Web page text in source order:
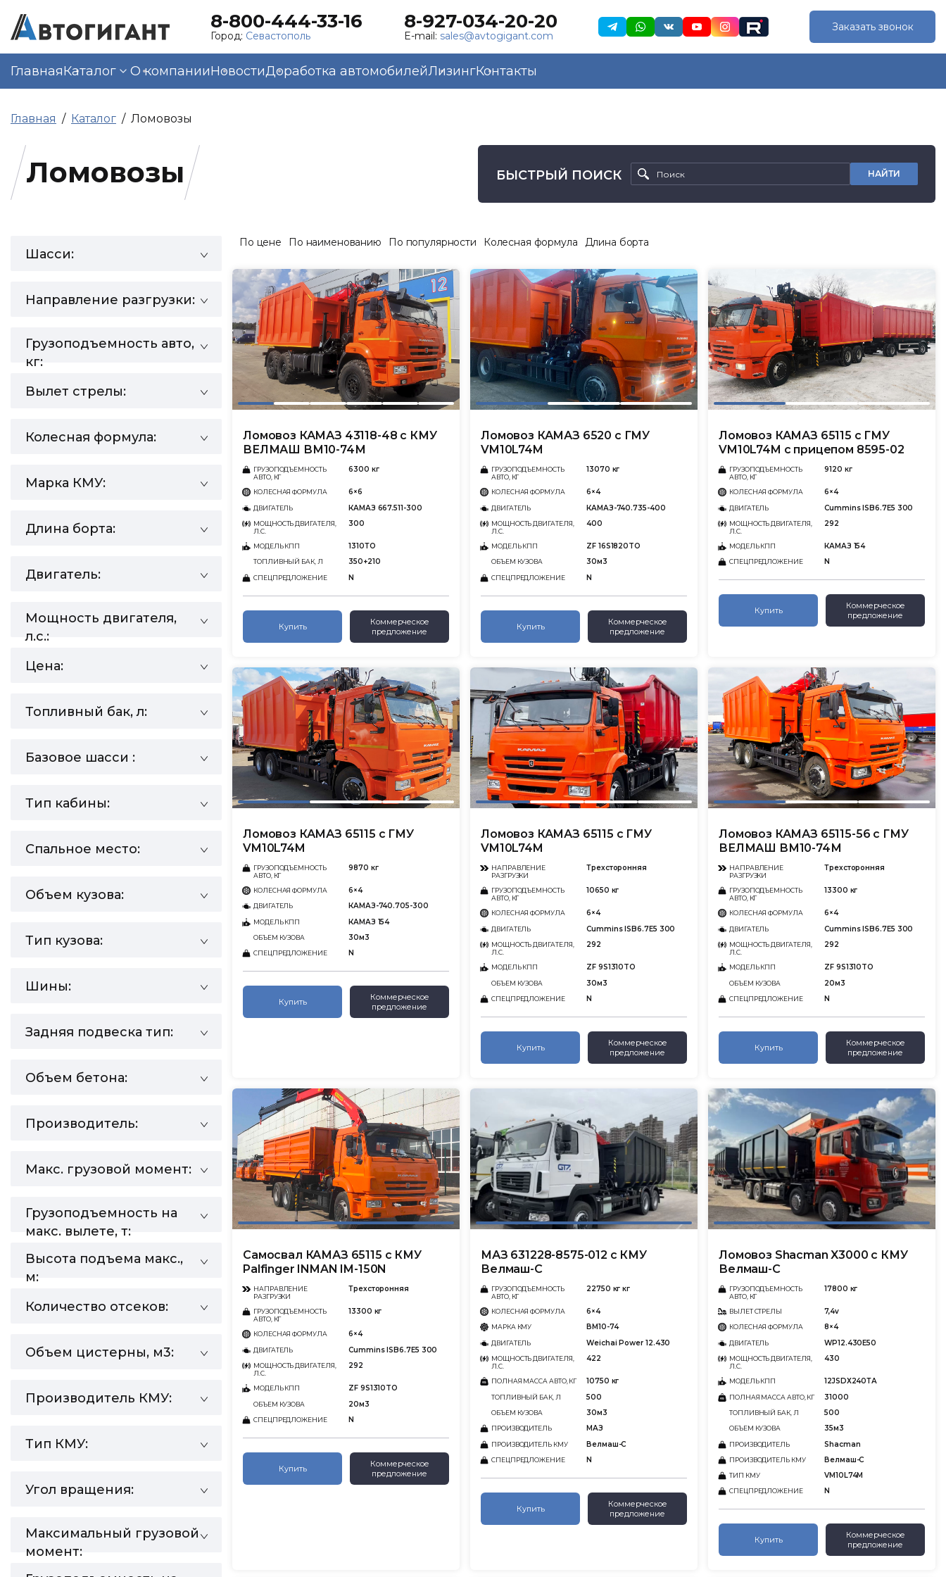
8-800-444-33-16
Город: Севастополь
8-927-034-20-20
E-mail: sales@avtogigant.com
Заказать звонок
ГлавнаяКаталог О компанииНовостиДоработка автомобилейЛизингКонтакты
Главная Каталог Ломовозы
Ломовозы БЫСТРЫЙ ПОИСК НАЙТИ
Шасси:
Направление разгрузки:
Грузоподъемность авто,
кг:
Вылет стрелы:
Колесная формула:
Марка КМУ:
Длина борта:
Двигатель:
Мощность двигателя,
л.с.:
Цена:
Топливный бак, л:
Базовое шасси :
Тип кабины:
Спальное место:
Объем кузова:
Тип кузова:
Шины:
Задняя подвеска тип:
Объем бетона:
Производитель:
Макс. грузовой момент:
Грузоподъемность на
макс. вылете, т:
Высота подъема макс.,
м:
Количество отсеков:
Объем цистерны, м3:
Производитель КМУ:
Тип КМУ:
Угол вращения:
Максимальный грузовой
момент:
По цене По наименованию По популярности Колесная формула Длина борта
Ломовоз КАМАЗ 43118-48 с КМУ
ВЕЛМАШ ВМ10-74М
ГРУЗОПОДЪЕМНОСТЬ
АВТО, КГ
6300 кг
КОЛЕСНАЯ ФОРМУЛА 6×6
ДВИГАТЕЛЬ КАМАЗ 667.511-300
МОЩНОСТЬ ДВИГАТЕЛЯ,
Л.С.
300
МОДЕЛЬ КПП 1310ТО
ТОПЛИВНЫЙ БАК, Л 350+210
СПЕЦПРЕДЛОЖЕНИЕ N
Купить
Коммерческое
предложение
Ломовоз КАМАЗ 6520 с ГМУ
VM10L74M
ГРУЗОПОДЪЕМНОСТЬ
АВТО, КГ
13070 кг
КОЛЕСНАЯ ФОРМУЛА 6×4
ДВИГАТЕЛЬ КАМАЗ-740.735-400
МОЩНОСТЬ ДВИГАТЕЛЯ,
Л.С.
400
МОДЕЛЬ КПП ZF 16S1820TO
ОБЪЕМ КУЗОВА 30м3
СПЕЦПРЕДЛОЖЕНИЕ N
Купить
Коммерческое
предложение
Ломовоз КАМАЗ 65115 с ГМУ
VM10L74M с прицепом 8595-02
ГРУЗОПОДЪЕМНОСТЬ
АВТО, КГ
9120 кг
КОЛЕСНАЯ ФОРМУЛА 6×4
ДВИГАТЕЛЬ Cummins ISB6.7E5 300
МОЩНОСТЬ ДВИГАТЕЛЯ,
Л.С.
292
МОДЕЛЬ КПП КАМАЗ 154
СПЕЦПРЕДЛОЖЕНИЕ N
Купить
Коммерческое
предложение
Ломовоз КАМАЗ 65115 с ГМУ
VM10L74M
ГРУЗОПОДЪЕМНОСТЬ
АВТО, КГ
9870 кг
КОЛЕСНАЯ ФОРМУЛА 6×4
ДВИГАТЕЛЬ КАМАЗ-740.705-300
МОДЕЛЬ КПП КАМАЗ 154
ОБЪЕМ КУЗОВА 30м3
СПЕЦПРЕДЛОЖЕНИЕ N
Купить
Коммерческое
предложение
Ломовоз КАМАЗ 65115 с ГМУ
VM10L74M
НАПРАВЛЕНИЕ
РАЗГРУЗКИ
Трехсторонняя
ГРУЗОПОДЪЕМНОСТЬ
АВТО, КГ
10650 кг
КОЛЕСНАЯ ФОРМУЛА 6×4
ДВИГАТЕЛЬ Cummins ISB6.7E5 300
МОЩНОСТЬ ДВИГАТЕЛЯ,
Л.С.
292
МОДЕЛЬ КПП ZF 9S1310TO
ОБЪЕМ КУЗОВА 30м3
СПЕЦПРЕДЛОЖЕНИЕ N
Купить
Коммерческое
предложение
Ломовоз КАМАЗ 65115-56 с ГМУ
ВЕЛМАШ ВМ10-74М
НАПРАВЛЕНИЕ
РАЗГРУЗКИ
Трехсторонняя
ГРУЗОПОДЪЕМНОСТЬ
АВТО, КГ
13300 кг
КОЛЕСНАЯ ФОРМУЛА 6×4
ДВИГАТЕЛЬ Cummins ISB6.7E5 300
МОЩНОСТЬ ДВИГАТЕЛЯ,
Л.С.
292
МОДЕЛЬ КПП ZF 9S1310TO
ОБЪЕМ КУЗОВА 20м3
СПЕЦПРЕДЛОЖЕНИЕ N
Купить
Коммерческое
предложение
Самосвал КАМАЗ 65115 с КМУ
Palfinger INMAN IM-150N
НАПРАВЛЕНИЕ
РАЗГРУЗКИ
Трехсторонняя
ГРУЗОПОДЪЕМНОСТЬ
АВТО, КГ
13300 кг
КОЛЕСНАЯ ФОРМУЛА 6×4
ДВИГАТЕЛЬ Cummins ISB6.7E5 300
МОЩНОСТЬ ДВИГАТЕЛЯ,
Л.С.
292
МОДЕЛЬ КПП ZF 9S1310TO
ОБЪЕМ КУЗОВА 20м3
СПЕЦПРЕДЛОЖЕНИЕ N
Купить
Коммерческое
предложение
МАЗ 631228-8575-012 с КМУ
Велмаш-С
ГРУЗОПОДЪЕМНОСТЬ
АВТО, КГ
22750 кг кг
КОЛЕСНАЯ ФОРМУЛА 6×4
МАРКА КМУ ВМ10-74
ДВИГАТЕЛЬ Wеichаi Power 12.430
МОЩНОСТЬ ДВИГАТЕЛЯ,
Л.С.
422
ПОЛНАЯ МАССА АВТО, КГ 10750 кг
ТОПЛИВНЫЙ БАК, Л 500
ОБЪЕМ КУЗОВА 30м3
ПРОИЗВОДИТЕЛЬ МАЗ
ПРОИЗВОДИТЕЛЬ КМУ Велмаш-С
СПЕЦПРЕДЛОЖЕНИЕ N
Купить
Коммерческое
предложение
Ломовоз Shacman X3000 с КМУ
Велмаш-С
ГРУЗОПОДЪЕМНОСТЬ
АВТО, КГ
17800 кг
ВЫЛЕТ СТРЕЛЫ 7,4v
КОЛЕСНАЯ ФОРМУЛА 8×4
ДВИГАТЕЛЬ WP12.430E50
МОЩНОСТЬ ДВИГАТЕЛЯ,
Л.С.
430
МОДЕЛЬ КПП 12JSDХ240ТА
ПОЛНАЯ МАССА АВТО, КГ 31000
ТОПЛИВНЫЙ БАК, Л 500
ОБЪЕМ КУЗОВА 35м3
ПРОИЗВОДИТЕЛЬ Shacman
ПРОИЗВОДИТЕЛЬ КМУ Велмаш-С
ТИП КМУ VМ10L74М
СПЕЦПРЕДЛОЖЕНИЕ N
Купить
Коммерческое
предложение